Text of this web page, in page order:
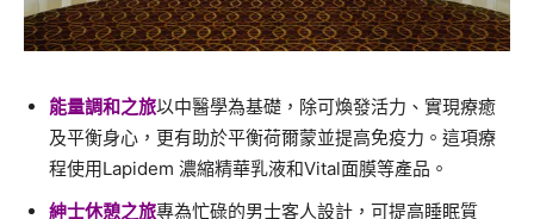
能量調和之旅以中醫學為基礎，除可煥發活力、實現療癒
及平衡身心，更有助於平衡荷爾蒙並提高免疫力。這項療
程使用Lapidem 濃縮精華乳液和Vital面膜等產品。
紳士休憩之旅專為忙碌的男士客人設計，可提高睡眠質